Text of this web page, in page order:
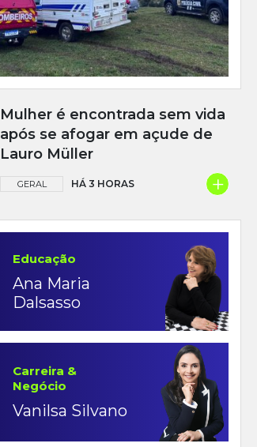
Mulher é encontrada sem vida
após se afogar em açude de
Lauro Müller
GERAL HÁ 3 HORAS +
Educação
Ana Maria
Dalsasso
Carreira &
Negócio
Vanilsa Silvano